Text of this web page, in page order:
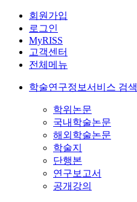
회원가입
로그인
MyRISS
고객센터
전체메뉴
학술연구정보서비스 검색
학위논문
국내학술논문
해외학술논문
학술지
단행본
연구보고서
공개강의